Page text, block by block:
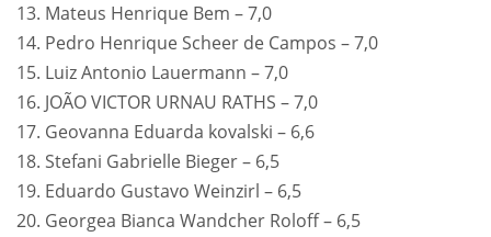
13. Mateus Henrique Bem – 7,0
14. Pedro Henrique Scheer de Campos – 7,0
15. Luiz Antonio Lauermann – 7,0
16. JOÃO VICTOR URNAU RATHS – 7,0
17. Geovanna Eduarda kovalski – 6,6
18. Stefani Gabrielle Bieger – 6,5
19. Eduardo Gustavo Weinzirl – 6,5
20. Georgea Bianca Wandcher Roloff – 6,5